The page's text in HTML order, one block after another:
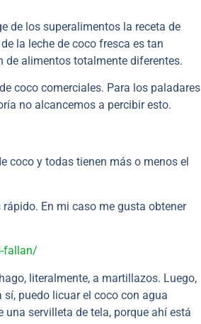
de los superalimentos la receta de
la leche de coco fresca es tan
de alimentos totalmente diferentes.
coco comerciales. Para los paladares
no alcancemos a percibir esto.
coco y todas tienen más o menos el
En mi caso me gusta obtener
fallan/
literalmente, a martillazos. Luego,
puedo licuar el coco con agua
servilleta de tela, porque ahí está